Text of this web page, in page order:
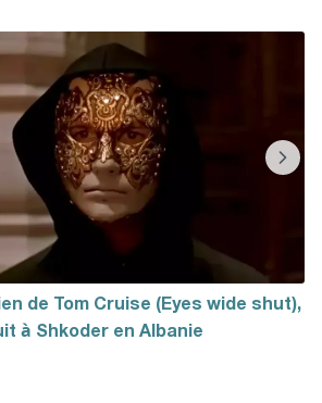
de Tom Cruise (Eyes wide shut),
à Shkoder en Albanie